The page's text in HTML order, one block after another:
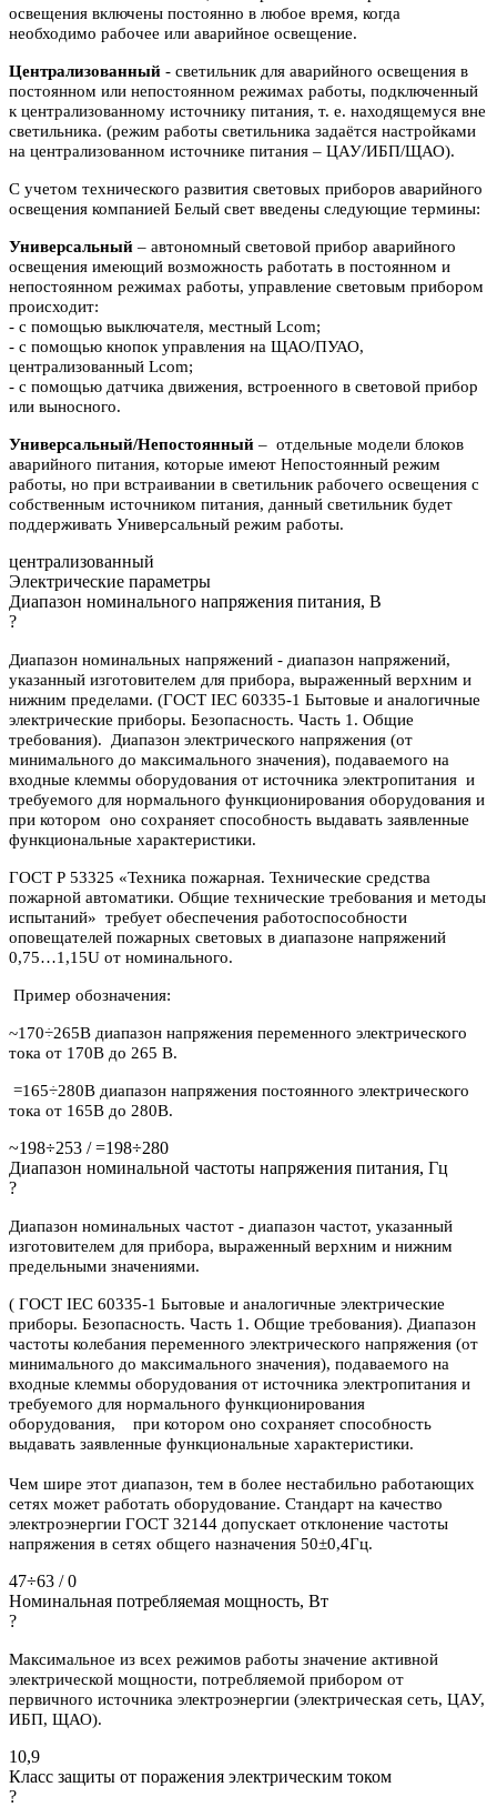
освещения включены постоянно в любое время, когда
необходимо рабочее или аварийное освещение.
Централизованный - светильник для аварийного освещения в
постоянном или непостоянном режимах работы, подключенный
к централизованному источнику питания, т. е. находящемуся вне
светильника. (режим работы светильника задаётся настройками
на централизованном источнике питания – ЦАУ/ИБП/ЩАО).
С учетом технического развития световых приборов аварийного
освещения компанией Белый свет введены следующие термины:
Универсальный – автономный световой прибор аварийного
освещения имеющий возможность работать в постоянном и
непостоянном режимах работы, управление световым прибором
происходит:
- с помощью выключателя, местный Lcom;
- с помощью кнопок управления на ЩАО/ПУАО,
централизованный Lcom;
- с помощью датчика движения, встроенного в световой прибор
или выносного.
Универсальный/Непостоянный – отдельные модели блоков
аварийного питания, которые имеют Непостоянный режим
работы, но при встраивании в светильник рабочего освещения с
собственным источником питания, данный светильник будет
поддерживать Универсальный режим работы.
централизованный
Электрические параметры
Диапазон номинального напряжения питания, В
?
Диапазон номинальных напряжений - диапазон напряжений,
указанный изготовителем для прибора, выраженный верхним и
нижним пределами. (ГОСТ IEC 60335-1 Бытовые и аналогичные
электрические приборы. Безопасность. Часть 1. Общие
требования). Диапазон электрического напряжения (от
минимального до максимального значения), подаваемого на
входные клеммы оборудования от источника электропитания и
требуемого для нормального функционирования оборудования и
при котором оно сохраняет способность выдавать заявленные
функциональные характеристики.
ГОСТ Р 53325 «Техника пожарная. Технические средства
пожарной автоматики. Общие технические требования и методы
испытаний» требует обеспечения работоспособности
оповещателей пожарных световых в диапазоне напряжений
0,75…1,15U от номинального.
Пример обозначения:
~170÷265В диапазон напряжения переменного электрического
тока от 170В до 265 В.
=165÷280В диапазон напряжения постоянного электрического
тока от 165В до 280В.
~198÷253 / =198÷280
Диапазон номинальной частоты напряжения питания, Гц
?
Диапазон номинальных частот - диапазон частот, указанный
изготовителем для прибора, выраженный верхним и нижним
предельными значениями.
( ГОСТ IEC 60335-1 Бытовые и аналогичные электрические
приборы. Безопасность. Часть 1. Общие требования). Диапазон
частоты колебания переменного электрического напряжения (от
минимального до максимального значения), подаваемого на
входные клеммы оборудования от источника электропитания и
требуемого для нормального функционирования
оборудования, при котором оно сохраняет способность
выдавать заявленные функциональные характеристики.
Чем шире этот диапазон, тем в более нестабильно работающих
сетях может работать оборудование. Стандарт на качество
электроэнергии ГОСТ 32144 допускает отклонение частоты
напряжения в сетях общего назначения 50±0,4Гц.
47÷63 / 0
Номинальная потребляемая мощность, Вт
?
Максимальное из всех режимов работы значение активной
электрической мощности, потребляемой прибором от
первичного источника электроэнергии (электрическая сеть, ЦАУ,
ИБП, ЩАО).
10,9
Класс защиты от поражения электрическим током
?